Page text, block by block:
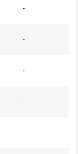
-
-
-
-
-